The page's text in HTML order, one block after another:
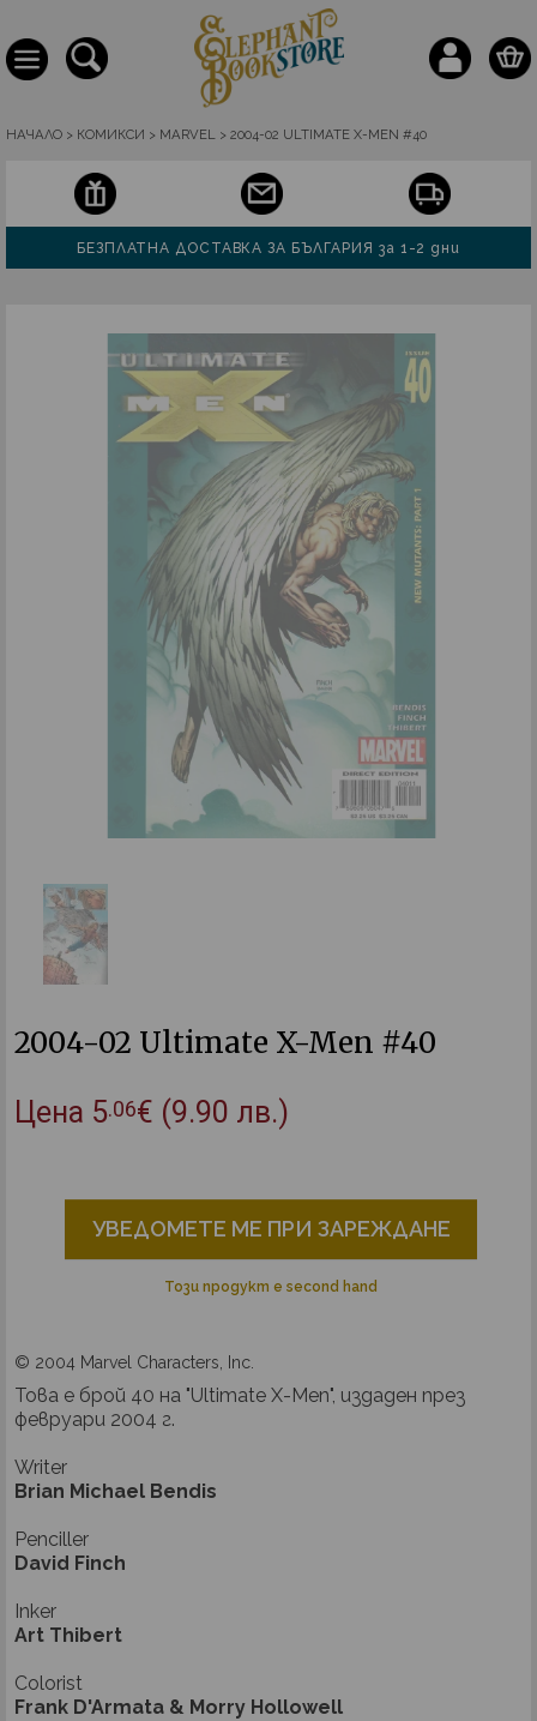
НАЧАЛО > КОМИКСИ > MARVEL > 2004-02 ULTIMATE X-MEN #40
БЕЗПЛАТНА ДОСТАВКА ЗА БЪЛГАРИЯ за 1-2 дни
2004-02 Ultimate X-Men #40
Цена 5.06€ (9.90 лв.)
УВЕДОМЕТЕ МЕ ПРИ ЗАРЕЖДАНЕ
Този продукт е second hand
© 2004 Marvel Characters, Inc.
Това е брой 40 на "Ultimate X-Men", издаден през
февруари 2004 г.
Writer
Brian Michael Bendis
Penciller
David Finch
Inker
Art Thibert
Colorist
Frank D'Armata & Morry Hollowell